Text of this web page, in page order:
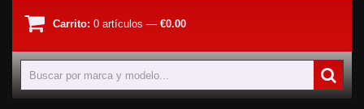
Carrito: 0 artículos — €0.00